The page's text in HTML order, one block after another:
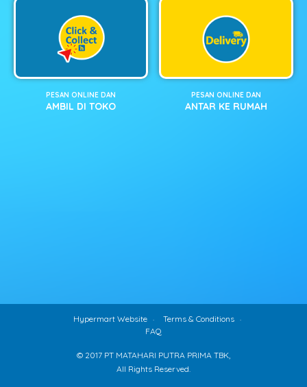
PESAN ONLINE DAN
AMBIL DI TOKO
PESAN ONLINE DAN
ANTAR KE RUMAH
Hypermart Website
Terms & Conditions
FAQ
© 2017 PT MATAHARI PUTRA PRIMA TBK,
All Rights Reserved.